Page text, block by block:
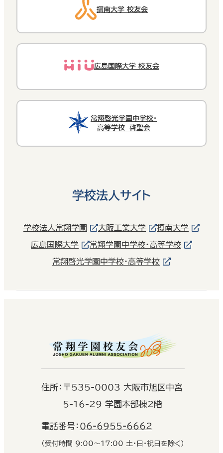
摂南大学 校友会
広島国際大学 校友会
常翔啓光学園中学校・
高等学校 啓聖会
学校法人サイト
学校法人常翔学園 大阪工業大学 摂南大学
広島国際大学 常翔学園中学校・高等学校
常翔啓光学園中学校・高等学校
住所： 〒535-0003 大阪市旭区中宮
5-16-29 学園本部棟2階
電話番号： 06-6955-6662
（受付時間 9:00〜17:00 土・日・祝日を除く）